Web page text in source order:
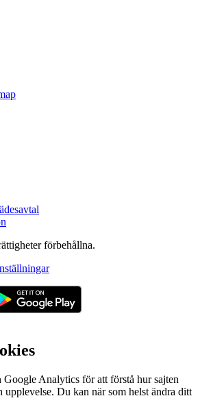
förbehållna.
Analytics för att förstå hur sajten
upplevelse. Du kan när som helst ändra ditt